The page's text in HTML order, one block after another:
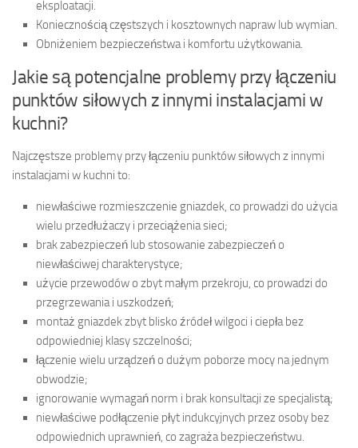
eksploatacji.
Koniecznością częstszych i kosztownych napraw lub wymian.
Obniżeniem bezpieczeństwa i komfortu użytkowania.
Jakie są potencjalne problemy przy łączeniu
punktów siłowych z innymi instalacjami w
kuchni?
Najczęstsze problemy przy łączeniu punktów siłowych z innymi
instalacjami w kuchni to:
niewłaściwe rozmieszczenie gniazdek, co prowadzi do użycia
wielu przedłużaczy i przeciążenia sieci;
brak zabezpieczeń lub stosowanie zabezpieczeń o
niewłaściwej charakterystyce;
użycie przewodów o zbyt małym przekroju, co prowadzi do
przegrzewania i uszkodzeń;
montaż gniazdek zbyt blisko źródeł wilgoci i ciepła bez
odpowiedniej klasy szczelności;
łączenie wielu urządzeń o dużym poborze mocy na jednym
obwodzie;
ignorowanie wymagań norm i brak konsultacji ze specjalistą;
niewłaściwe podłączenie płyt indukcyjnych przez osoby bez
odpowiednich uprawnień, co zagraża bezpieczeństwu.